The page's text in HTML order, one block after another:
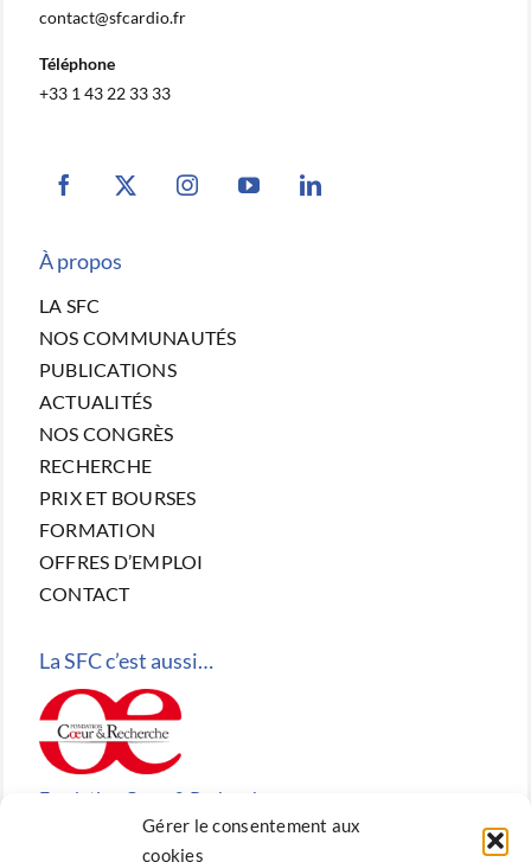
Gérer le consentement aux
cookies
contact@sfcardio.fr
Téléphone
+33 1 43 22 33 33
À propos
LA SFC
NOS COMMUNAUTÉS
PUBLICATIONS
ACTUALITÉS
NOS CONGRÈS
RECHERCHE
PRIX ET BOURSES
FORMATION
OFFRES D’EMPLOI
CONTACT
La SFC c’est aussi…
Fondation Cœur & Recherche
Reconnue d’utilité publique, la Fondation Cœur &